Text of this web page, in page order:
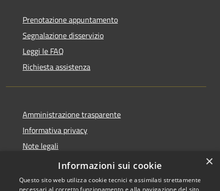
Prenotazione appuntamento
Segnalazione disservizio
Leggi le FAQ
Richiesta assistenza
Amministrazione trasparente
Informativa privacy
Note legali
Dichiarazione di accessibilità
×
Informazioni sui cookie
Questo sito web utilizza cookie tecnici e assimilati strettamente
necessari al corretto funzionamento e alla navigazione del sito,